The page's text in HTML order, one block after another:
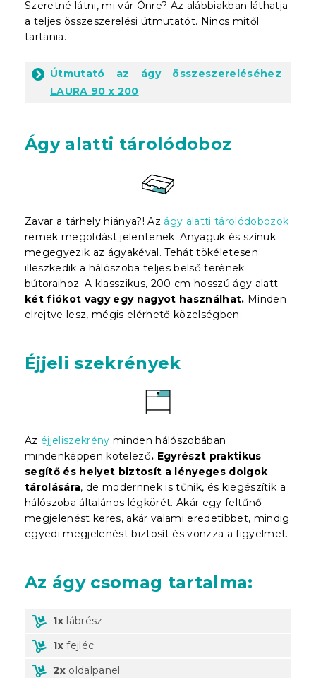
Szeretné látni, mi vár Önre? Az alábbiakban láthatja
a teljes összeszerelési útmutatót. Nincs mitől
tartania.
Útmutató az ágy összeszereléséhez
LAURA 90 x 200
Ágy alatti tárolódoboz
Zavar a tárhely hiánya?! Az ágy alatti tárolódobozok
remek megoldást jelentenek. Anyaguk és színük
megegyezik az ágyakéval. Tehát tökéletesen
illeszkedik a hálószoba teljes belső terének
bútoraihoz. A klasszikus, 200 cm hosszú ágy alatt
két fiókot vagy egy nagyot használhat. Minden
elrejtve lesz, mégis elérhető közelségben.
Éjjeli szekrények
Az éjjeliszekrény minden hálószobában
mindenképpen kötelező. Egyrészt praktikus
segítő és helyet biztosít a lényeges dolgok
tárolására, de modernnek is tűnik, és kiegészítik a
hálószoba általános légkörét. Akár egy feltűnő
megjelenést keres, akár valami eredetibbet, mindig
egyedi megjelenést biztosít és vonzza a figyelmet.
Az ágy csomag tartalma:
1x lábrész
1x fejléc
2x oldalpanel